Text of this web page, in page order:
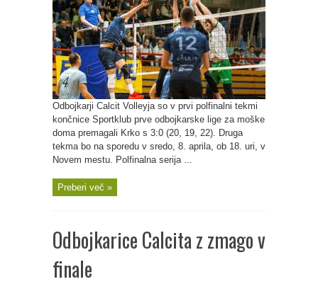
Odbojkarji Calcit Volleyja so v prvi polfinalni tekmi
končnice Sportklub prve odbojkarske lige za moške
doma premagali Krko s 3:0 (20, 19, 22). Druga
tekma bo na sporedu v sredo, 8. aprila, ob 18. uri, v
Novem mestu. Polfinalna serija ...
Preberi več »
Odbojkarice Calcita z zmago v
finale